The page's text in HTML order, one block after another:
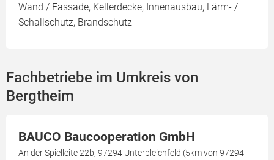
Wand / Fassade, Kellerdecke, Innenausbau, Lärm- /
Schallschutz, Brandschutz
Fachbetriebe im Umkreis von
Bergtheim
BAUCO Baucooperation GmbH
An der Spielleite 22b, 97294 Unterpleichfeld (5km von 97294